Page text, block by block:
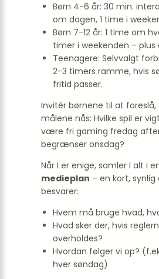
Børn 4-6 år: 30 min.
om dagen, 1 time i
Børn 7-12 år: 1 time om
timer i weekenden – plus
Teenagere: Selvvalgt
2-3 timers ramme, hvis
fritid passer.
Invitér børnene til at foreslå,
målene nås: Hvilke spil er
være fri gaming fredag
begrænser onsdag?
Når I er enige, samler I alt i
medieplan – en kort,
besvarer:
Hvem må bruge hvad,
Hvad sker der, hvis
overholdes?
Hvordan følger vi op?
hver søndag)